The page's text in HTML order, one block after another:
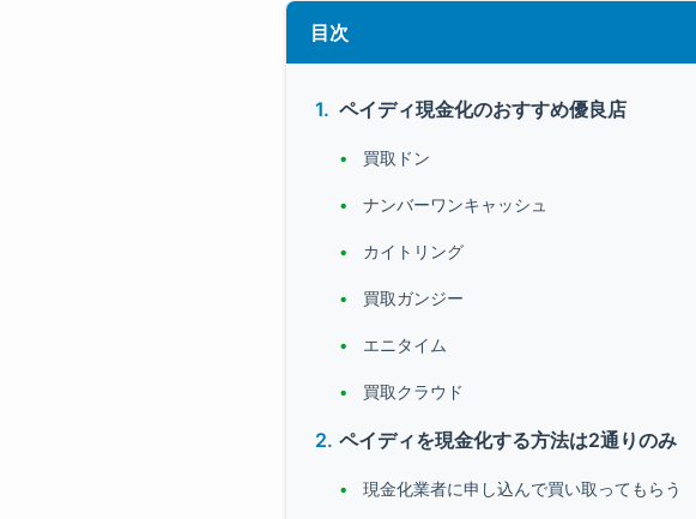
目次
ペイディ現金化のおすすめ優良店
買取ドン
ナンバーワンキャッシュ
カイトリング
買取ガンジー
エニタイム
買取クラウド
ペイディを現金化する方法は2通りのみ
現金化業者に申し込んで買い取ってもらう